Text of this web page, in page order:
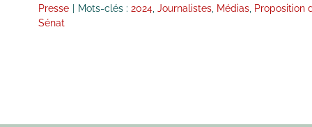
Presse
Mots-clés : 2024 Journalistes Médias Proposition
Sénat